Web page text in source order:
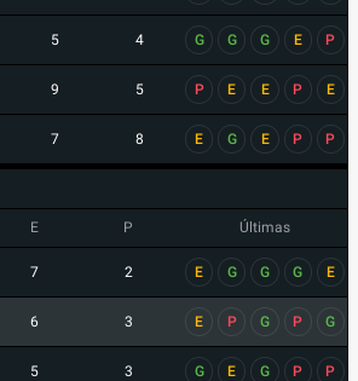
5 4 G G G E P
9 5 P E E P E
7 8 E G E P P
E P Últimas
7 2 E G G G E
6 3 E P G P G
5 3 G E G P P